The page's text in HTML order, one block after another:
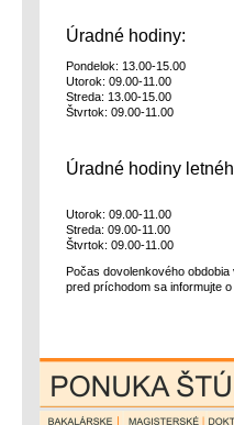
Úradné hodiny:
Pondelok: 13.00-15.00
Utorok: 09.00-11.00
Streda: 13.00-15.00
Štvrtok: 09.00-11.00
Úradné hodiny
Utorok: 09.00-11.00
Streda: 09.00-11.00
Štvrtok: 09.00-11.00
Počas dovolenkového obdobia
pred príchodom sa informujte